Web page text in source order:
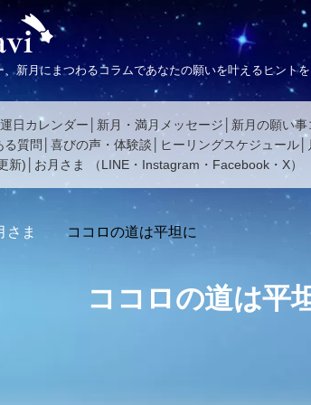
新月にまつわるコラムであなたの願いを叶えるヒント
日カレンダー 新月・満月メッセージ 新月の願い事
る質問 喜びの声・体験談 ヒーリングスケジュール
新) お月さま （LINE ・ Instagram ・ Facebook ・ X）
さま ココロの道は平坦に
ココロの道は平